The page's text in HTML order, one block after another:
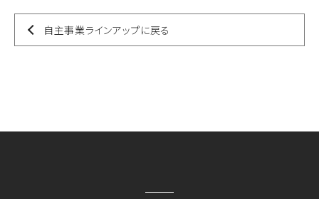
自主事業ラインアップに戻る